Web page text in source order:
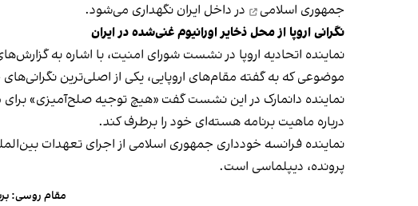
جمهوری اسلامی
در داخل ایران نگهداری می‌شود.
نگرانی اروپا از محل ذخایر اورانیوم غنی‌شده در ایران
نماینده اتحادیه اروپا در نشست شورای امنیت، با اشاره به
موضوعی که به گفته مقام‌های اروپایی، یکی از اصلی‌ترین
نماینده دانمارک در این نشست گفت «هیچ توجیه صلح‌آمیزی» برای
درباره ماهیت برنامه هسته‌ای خود را برطرف کند.
نماینده فرانسه خودداری جمهوری اسلامی از اجرای تعهدات
پرونده، دیپلماسی است.
مقام روسی: